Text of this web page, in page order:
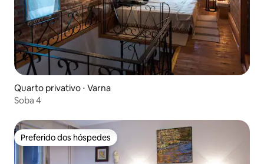
Quarto privativo ⋅ Varna
Soba 4
Preferido dos hóspedes
Preferido dos hóspedes